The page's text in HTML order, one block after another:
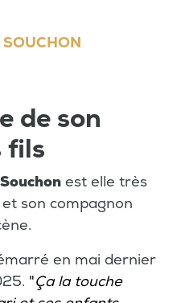
SOUCHON
de son
fils
est elle très
son compagnon
en mai dernier
"Ça la touche